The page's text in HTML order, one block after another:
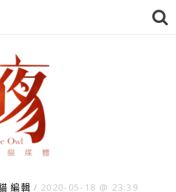
編輯 2020-05-18 23:39